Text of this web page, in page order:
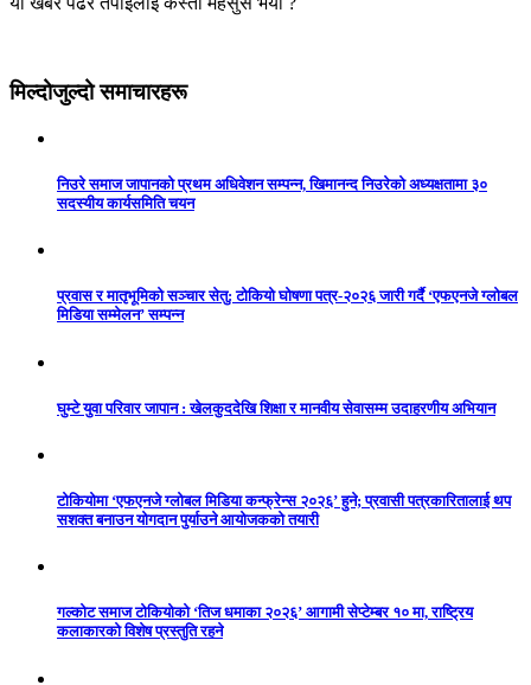
मिल्दोजुल्दो समाचारहरू
निउरे समाज जापानको प्रथम अधिवेशन सम्पन्न, खिमानन्द निउरेको अध्यक्षतामा ३०
सदस्यीय कार्यसमिति चयन
प्रवास र मातृभूमिको सञ्चार सेतु: टोकियो घोषणा पत्र-२०२६ जारी गर्दै ‘एफएनजे ग्लोबल
मिडिया सम्मेलन’ सम्पन्न
घुम्टे युवा परिवार जापान : खेलकुददेखि शिक्षा र मानवीय सेवासम्म उदाहरणीय अभियान
टोकियोमा ‘एफएनजे ग्लोबल मिडिया कन्फ्रेन्स २०२६’ हुने; प्रवासी पत्रकारितालाई थप
सशक्त बनाउन योगदान पुर्याउने आयोजकको तयारी
गल्कोट समाज टोकियोको ‘तिज धमाका २०२६’ आगामी सेप्टेम्बर १० मा, राष्ट्रिय
कलाकारको विशेष प्रस्तुति रहने